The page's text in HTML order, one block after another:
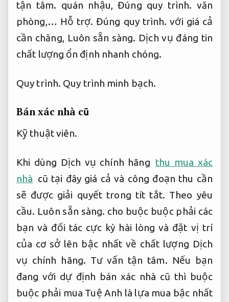
tận tâm. quán nhậu,Đúng quy trình. văn
phòng,… Hỗ trợ. Đúng quy trình. với giá cả
cần chăng, Luôn sẵn sàng. Dịch vụ đáng tin
chất lượng ổn định nhanh chóng.
Quy trình. Quy trình minh bạch.
Bán xác nhà cũ
Kỹ thuật viên.
Khi dùng Dịch vụ chính hãng thu mua xác
nhà cũ tại đây giá cả và công đoạn thu cần
sẽ được giải quyết trong tít tắt. Theo yêu
cầu. Luôn sẵn sàng. cho buộc buộc phải các
bạn và đối tác cực kỳ hài lòng và đặt vị trí
của cơ sở lên bậc nhất về chất lượng Dịch
vụ chính hãng. Tư vấn tận tâm. Nếu bạn
đang với dự định bán xác nhà cũ thì buộc
buộc phải mua Tuệ Anh là lựa mua bậc nhất